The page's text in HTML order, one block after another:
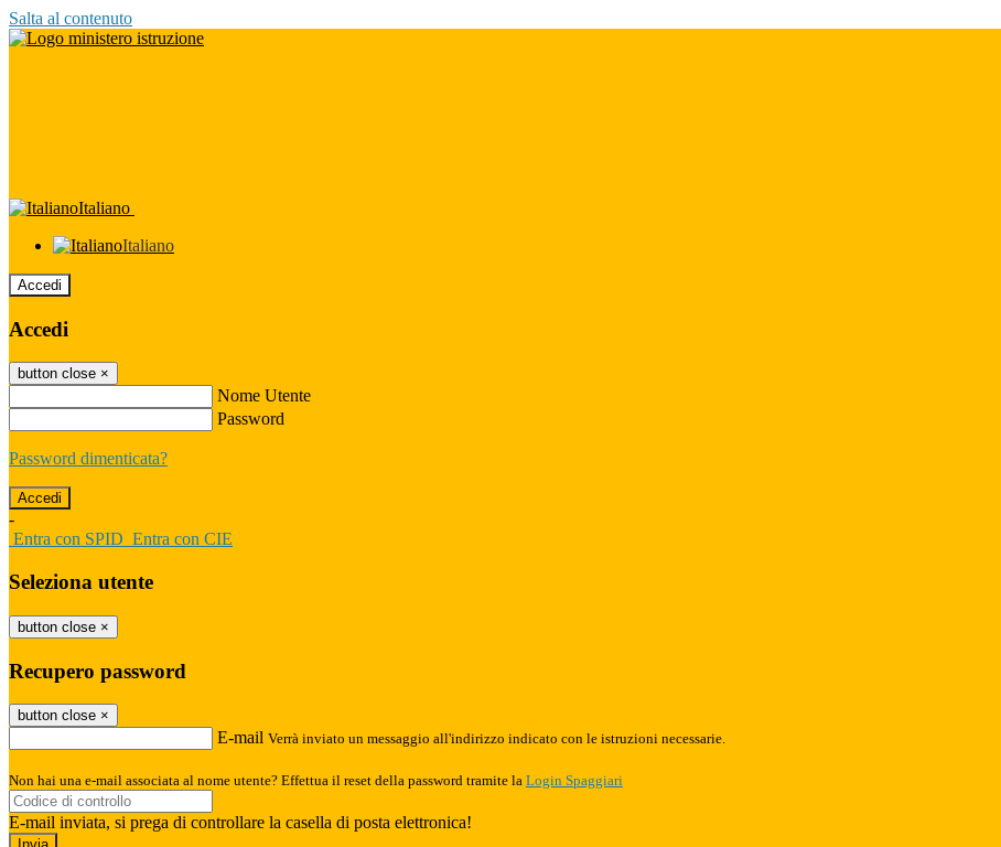
Salta al contenuto
Italiano
Italiano
Accedi
Accedi
button close ×
Nome Utente
Password
Password dimenticata?
-
Entra con SPID Entra con CIE
Seleziona utente
button close ×
Recupero password
button close ×
E-mail Verrà inviato un messaggio all'indirizzo indicato con le istruzioni necessarie.
Non hai una e-mail associata al nome utente? Effettua il reset della password tramite la Login Spaggiari
E-mail inviata, si prega di controllare la casella di posta elettronica!